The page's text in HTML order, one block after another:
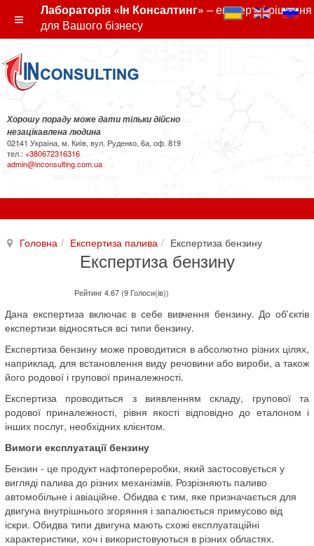
Лабораторія «Ін Консалтинг» – експертні рішення
для Вашого бізнесу
Хорошу пораду може дати тільки дійсно
незацікавлена людина
02141 Україна, м. Київ, вул. Руденко, 6а, оф. 819
тел.: +380672316316
admin@inconsulting.com.ua
Головна Експертиза палива Експертиза бензину
Експертиза бензину
Рейтинг 4.67 (9 Голоси(ів))
Дана експертиза включає в себе вивчення бензину. До об'єктів
експертизи відносяться всі типи бензину.
Експертиза бензину може проводитися в абсолютно різних цілях,
наприклад, для встановлення виду речовини або вироби, а також
його родової і групової приналежності.
Експертиза проводиться з виявленням складу, групової та
родової приналежності, рівня якості відповідно до еталоном і
інших послуг, необхідних клієнтом.
Вимоги експлуатації бензину
Бензин - це продукт нафтопереробки, який застосовується у
вигляді палива до різних механізмів. Розрізняють паливо
автомобільне і авіаційне. Обидва є тим, яке призначається для
двигуна внутрішнього згоряння і запалюється примусово від
іскри. Обидва типи двигуна мають схожі експлуатаційні
характеристики, хоч і використовуються в різних областях.